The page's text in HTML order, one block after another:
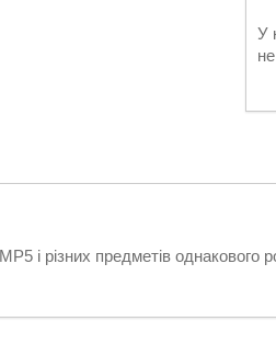
У
і різних предметів однакового